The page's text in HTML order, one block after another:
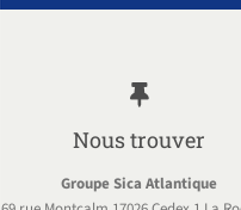
Nous trouver
Groupe Sica Atlantique